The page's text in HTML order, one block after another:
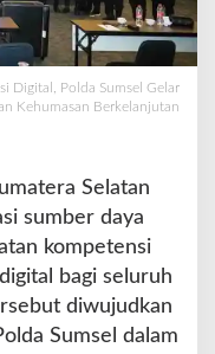
Digital, Polda Sumsel Gelar
Kehumasan Berkelanjutan
Selatan
sumber daya
kompetensi
bagi seluruh
diwujudkan
Sumsel dalam